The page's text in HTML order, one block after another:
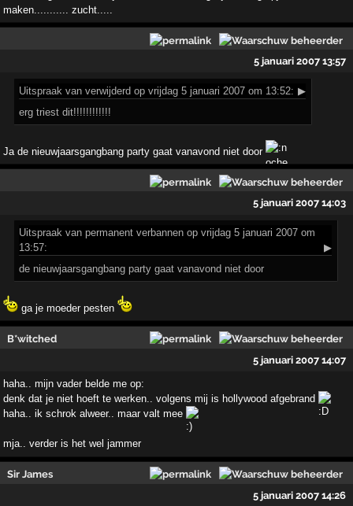
maken........... zucht.....
5 januari 2007 13:57
Uitspraak van verwijderd op vrijdag 5 januari 2007 om 13:52: ▶
erg triest dit!!!!!!!!!!!!
Ja de nieuwjaarsgangbang party gaat vanavond niet door
5 januari 2007 14:03
Uitspraak van permanent verbannen op vrijdag 5 januari 2007 om
13:57:
▶
de nieuwjaarsgangbang party gaat vanavond niet door
ga je moeder pesten
B*witched
5 januari 2007 14:07
haha.. mijn vader belde me op:
denk dat je niet hoeft te werken.. volgens mij is hollywood afgebrand
haha.. ik schrok alweer.. maar valt mee
mja.. verder is het wel jammer
Sir James
5 januari 2007 14:26